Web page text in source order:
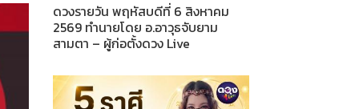
ดวงรายวัน พฤหัสบดีที่ 6 สิงหาคม
2569 ทำนายโดย อ.อาวุธจับยาม
สามตา – ผู้ก่อตั้งดวง Live